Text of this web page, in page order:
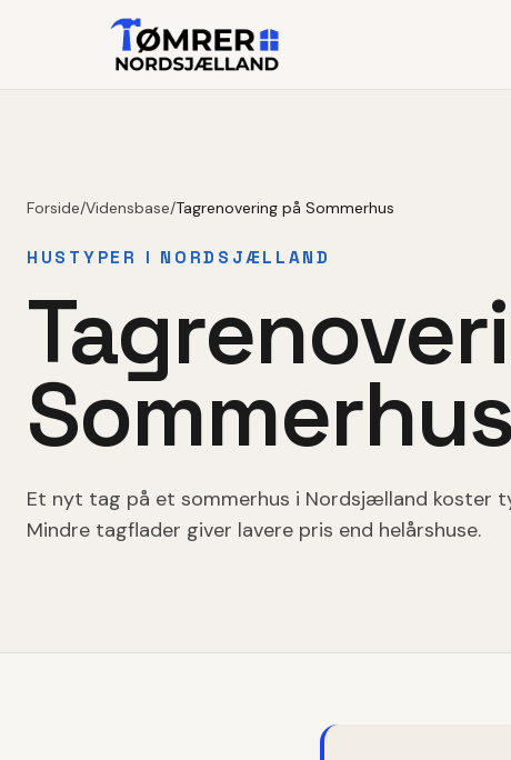
Forside/Vidensbase/Tagrenovering på Sommerhus
HUSTYPER I NORDSJÆLLAND
Sommerhus
Et nyt tag på et sommerhus i Nordsjælland koster
Mindre tagflader giver lavere pris end helårshuse.